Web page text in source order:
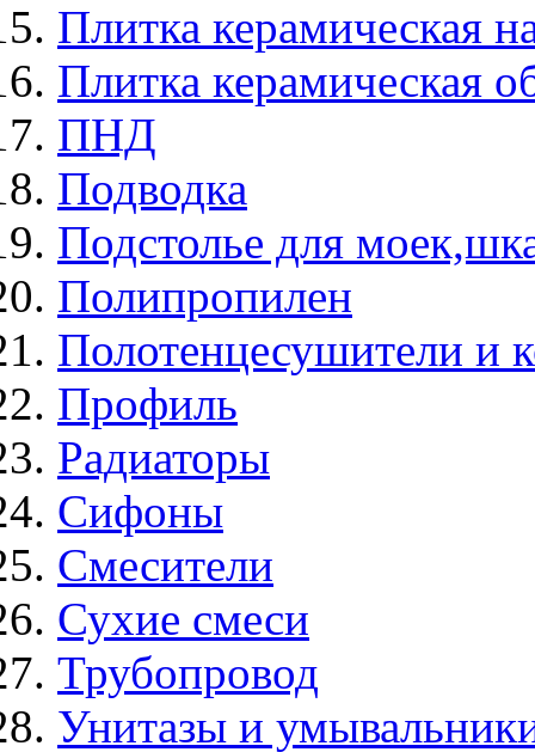
Плитка керамическая
Плитка керамическая
ПНД
Подводка
Подстолье для
Полипропилен
Полотенцесушители и
Профиль
Радиаторы
Сифоны
Смесители
Сухие смеси
Трубопровод
Унитазы и